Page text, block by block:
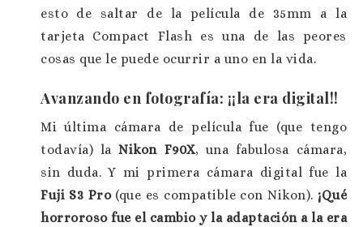
esto de saltar de la película de 35mm a la
tarjeta Compact Flash es una de las peores
cosas que le puede ocurrir a uno en la vida.
Avanzando en fotografía: ¡¡la era digital!!
Mi última cámara de película fue (que tengo
todavía) laNikon F90X, una fabulosa cámara,
sin duda. Y mi primera cámara digital fue la
Fuji S3 Pro(que es compatible con Nikon). ¡Qué
horroroso fue el cambio y la adaptación a la era